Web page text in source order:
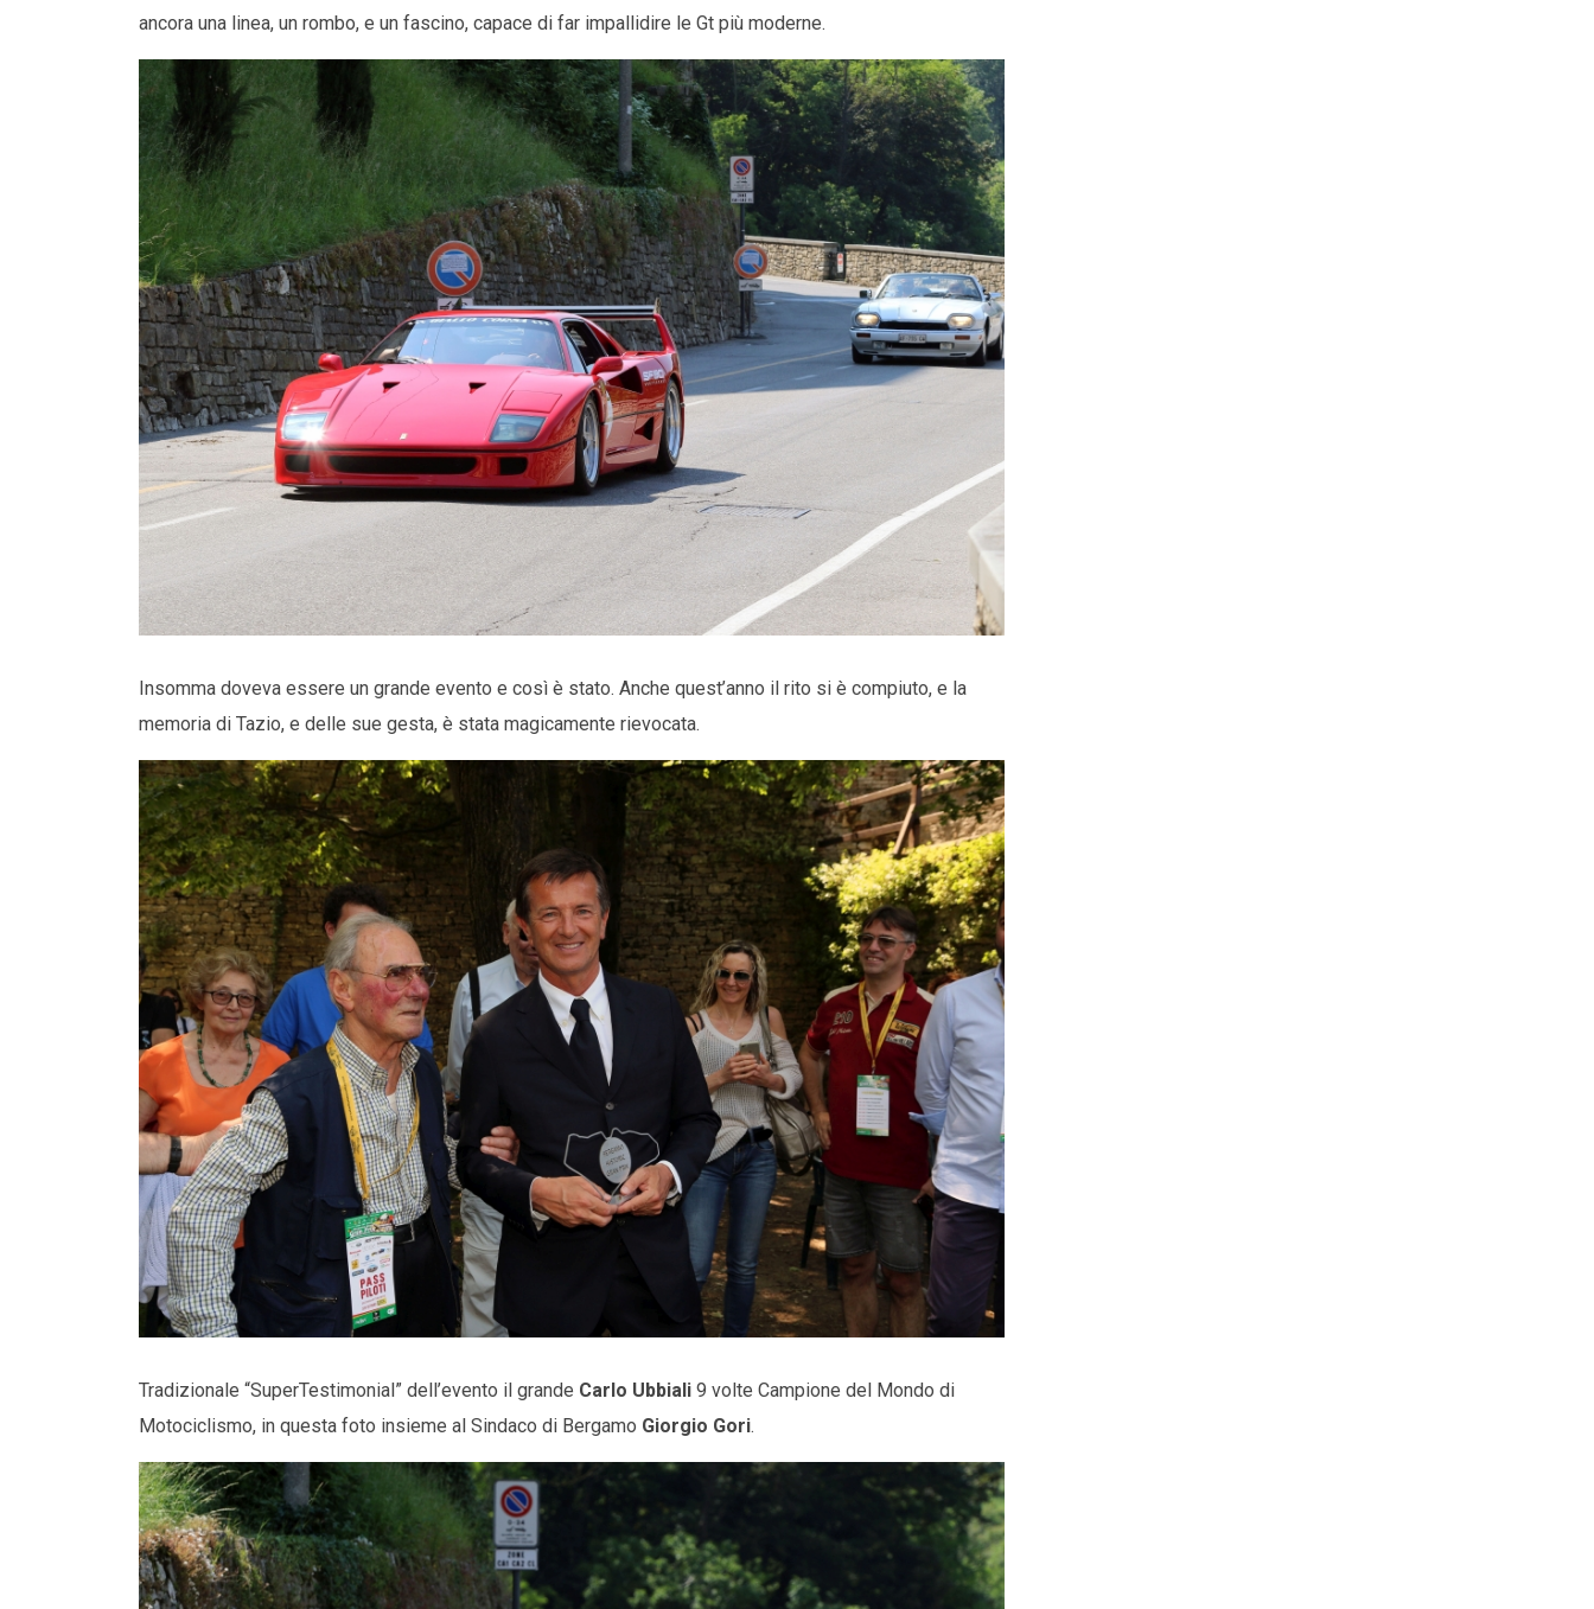
ancora una linea, un rombo, e un fascino, capace di far impallidire le Gt più moderne.
Insomma doveva essere un grande evento e così è stato. Anche quest’anno il rito si è compiuto, e la
memoria di Tazio, e delle sue gesta, è stata magicamente rievocata.
Tradizionale “SuperTestimonial” dell’evento il grande Carlo Ubbiali 9 volte Campione del Mondo di
Motociclismo, in questa foto insieme al Sindaco di Bergamo Giorgio Gori.